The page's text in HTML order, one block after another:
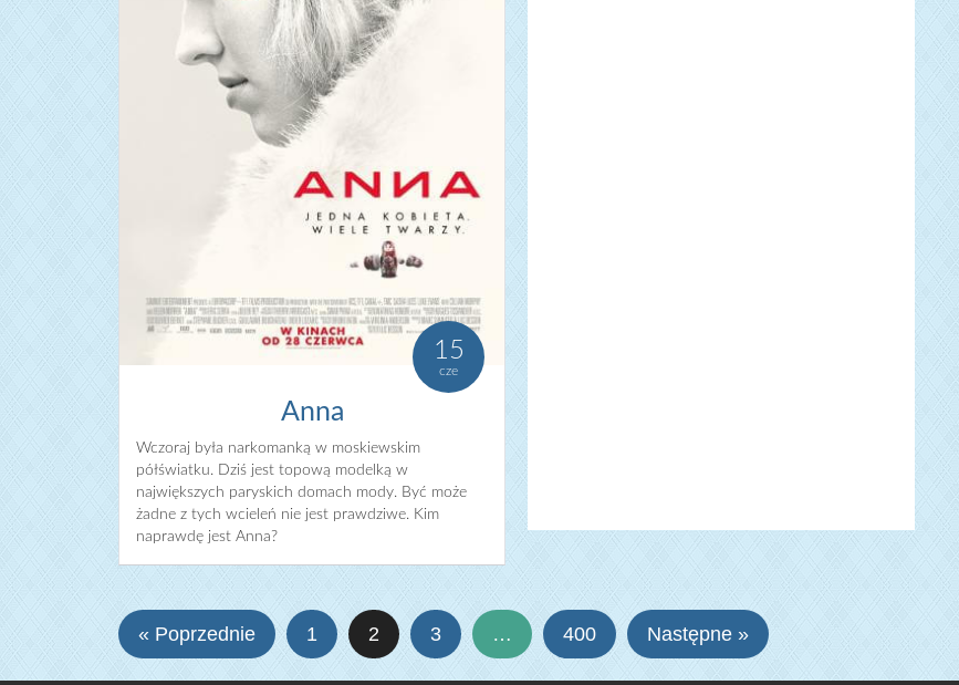
15
cze
Anna
Wczoraj była narkomanką w moskiewskim
półświatku. Dziś jest topową modelką w
największych paryskich domach mody. Być może
żadne z tych wcieleń nie jest prawdziwe. Kim
naprawdę jest Anna?
« Poprzednie 1 2 3 … 400 Następne »